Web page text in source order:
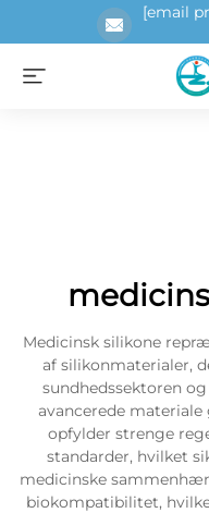
[email
Medicinsk silikone
af silikonmaterialer,
sundhedssektoren
avancerede
opfylder strenge
standarder, hvilket
medicinske
biokompatibilitet,